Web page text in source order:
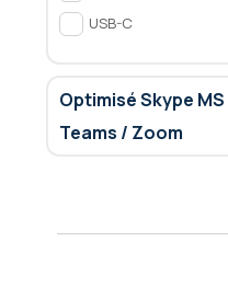
USB-C
Optimisé Skype MS
Teams / Zoom